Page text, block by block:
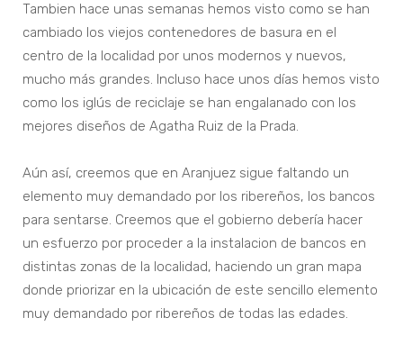
Tambien hace unas semanas hemos visto como se han
cambiado los viejos contenedores de basura en el
centro de la localidad por unos modernos y nuevos,
mucho más grandes. Incluso hace unos días hemos visto
como los iglús de reciclaje se han engalanado con los
mejores diseños de Agatha Ruiz de la Prada.
Aún así, creemos que en Aranjuez sigue faltando un
elemento muy demandado por los ribereños, los bancos
para sentarse. Creemos que el gobierno debería hacer
un esfuerzo por proceder a la instalacion de bancos en
distintas zonas de la localidad, haciendo un gran mapa
donde priorizar en la ubicación de este sencillo elemento
muy demandado por ribereños de todas las edades.